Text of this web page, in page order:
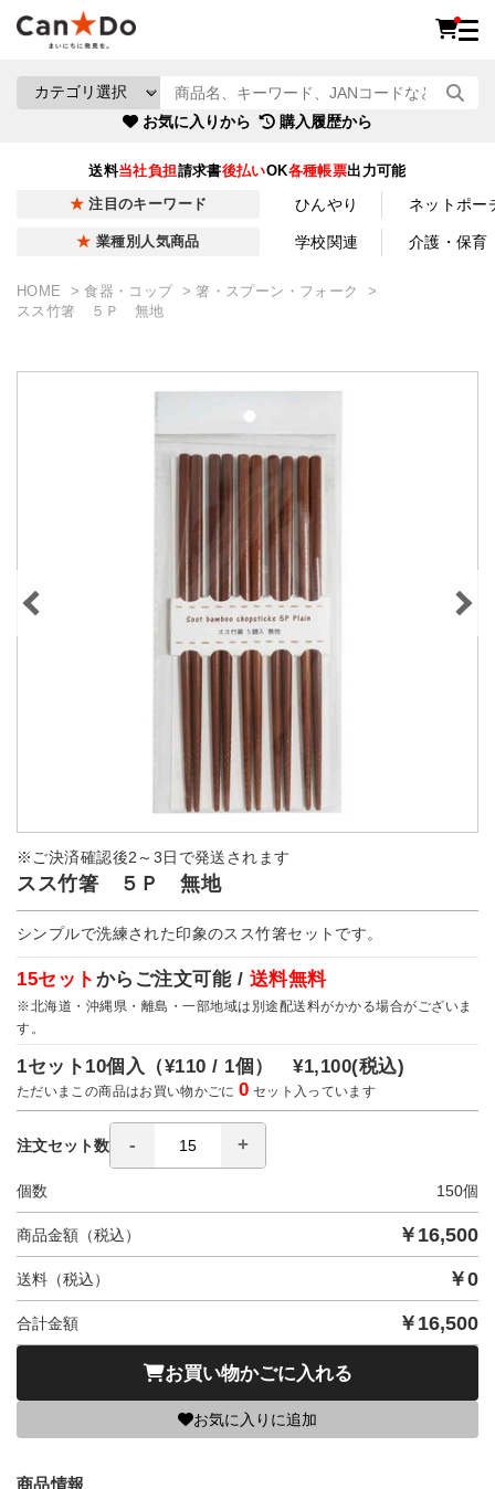
お気に入りから 購入履歴から
送料当社負担請求書後払いOK各種帳票出力可能
注目のキーワード ひんやり ネットポー
業種別人気商品 学校関連 介護・保育
HOME 食器・コップ
箸・スプーン・フォーク
スス竹箸 ５Ｐ 無地
※ご決済確認後2～3日で発送されます
スス竹箸 ５Ｐ 無地
シンプルで洗練された印象のスス竹箸セットです。
15セット からご注文可能 / 送料無料
※北海道・沖縄県・離島・一部地域は別途配送料がかかる場合がございま
す。
1セット10個入（¥110 / 1個）¥1,100(税込)
ただいまこの商品はお買い物かごに0 セット入っています
注文セット数
個数 150個
商品金額（税込） ￥ 16,500
送料（税込） ￥0
合計金額 ￥ 16,500
お買い物かごに入れる
お気に入りに追加
商品情報